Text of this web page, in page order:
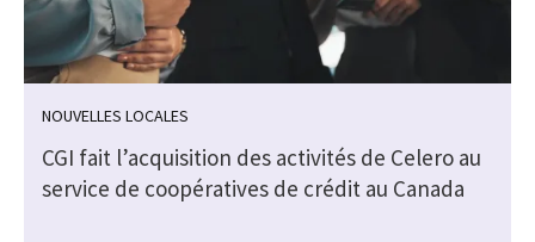
NOUVELLES LOCALES
CGI fait l’acquisition des activités de Celero au
service de coopératives de crédit au Canada